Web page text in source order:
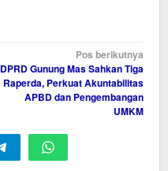
Pos berikutnya
DPRD Gunung Mas Sahkan Tiga
Raperda, Perkuat Akuntabilitas
APBD dan Pengembangan
UMKM